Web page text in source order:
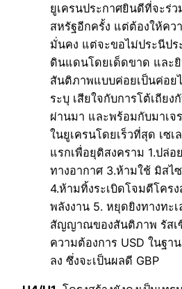
ยูเครนประกาศยินดีที่จะร่
สหรัฐอีกครั้ง แต่ต้องให้คว
มั่นคง แต่จะขอไม่ประนีปร
ดินแดนโดยเด็ดขาด และ
สันติภาพแบบค่อยเป็นค่อย
ระบุ เสียใจกับการโต้เถียง
ผ่านมา และพร้อมกับมาเจ
ในยูเครนโดยเร็วที่สุด เซ
แรกเพื่อยุติสงคราม 1.ปล่
ทางอากาศ 3.ห้ามใช้ มิสไ
4.ห้ามทิ้งระเบิดโจมตีโคร
พลังงาน 5. หยุดยิงทางทะ
สัญญาณของสันติภาพ รัสเ
ความต้องการ USD ในฐา
ลง ซึ่งจะเป็นผลดี GBP